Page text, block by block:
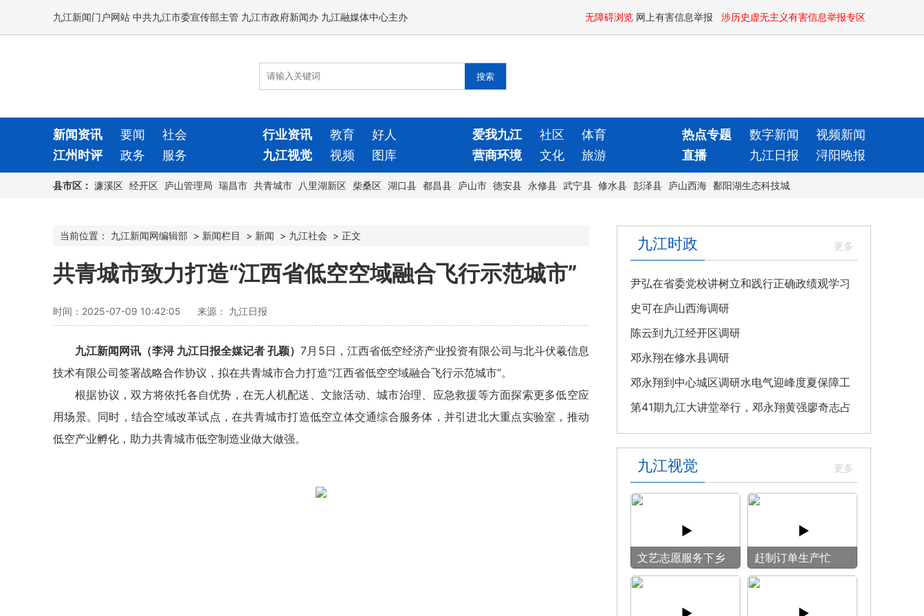
九江新闻门户网站 中共九江市委宣传部主管 九江市政府新闻办 九江融媒体中心主办 无障碍浏览 网上有害信息举报 涉历史虚无主义有害信息举报专区
新闻资讯 要闻 社会 行业资讯 教育 好人 爱我九江 社区 体育 热点专题 数字新闻
视频新闻
江州时评
政务 服务 九江视觉 视频 图库 营商环境 文化 旅游 直播 九江日报 浔阳晚报
县市区： 濂溪区 经开区 庐山管理局 瑞昌市 共青城市 八里湖新区 柴桑区 湖口县 都昌县 庐山市 德安县 永修县 武宁县 修水县 彭泽县 庐山西海 鄱阳湖生态科技城
当前位置： 九江新闻网编辑部 > 新闻栏目 > 新闻 > 九江社会 > 正文
共青城市致力打造“江西省低空空域融合飞行示范城市”
时间：2025-07-09 10:42:05 来源： 九江日报
九江新闻网讯（李浔 九江日报全媒记者 孔颖）7月5日，江西省低空经济产业投资有限公司与北斗伏羲信息
技术有限公司签署战略合作协议，拟在共青城市合力打造“江西省低空空域融合飞行示范城市”。
根据协议，双方将依托各自优势，在无人机配送、文旅活动、城市治理、应急救援等方面探索更多低空应
用场景。同时，结合空域改革试点，在共青城市打造低空立体交通综合服务体，并引进北大重点实验室，推动
低空产业孵化，助力共青城市低空制造业做大做强。
九江时政
尹弘在省委党校讲树立和践行正确政绩观学习
教育专题党课
史可在庐山西海调研
陈云到九江经开区调研
邓永翔在修水县调研
邓永翔到中心城区调研水电气迎峰度夏保障工
作
第41期九江大讲堂举行，邓永翔黄强廖奇志占
勇出席
九江视觉
文艺志愿服务下乡
用镜头记录乡村笑
赶制订单生产忙